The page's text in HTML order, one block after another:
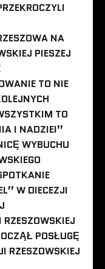
NA
PIESZEJ
TO NIE
TO
I NADZIEI”
WYBUCHU
W DIECEZJI
POSŁUGĘ
RZESZOWSKIEJ